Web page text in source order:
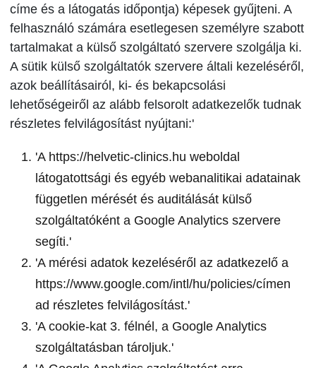
címe és a látogatás időpontja) képesek gyűjteni. A
felhasználó számára esetlegesen személyre szabott
tartalmakat a külső szolgáltató szervere szolgálja ki.
A sütik külső szolgáltatók szervere általi kezeléséről,
azok beállításairól, ki- és bekapcsolási
lehetőségeiről az alább felsorolt adatkezelők tudnak
részletes felvilágosítást nyújtani:'
'A https://helvetic-clinics.hu weboldal
látogatottsági és egyéb webanalitikai adatainak
független mérését és auditálását külső
szolgáltatóként a Google Analytics szervere
segíti.'
'A mérési adatok kezeléséről az adatkezelő a
https://www.google.com/intl/hu/policies/címen
ad részletes felvilágosítást.'
'A cookie-kat 3. félnél, a Google Analytics
szolgáltatásban tároljuk.'